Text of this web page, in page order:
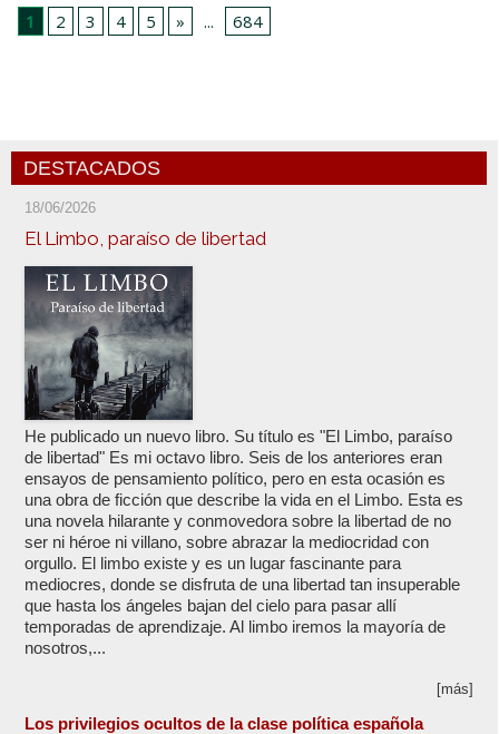
1
2 3 4 5 » ... 684
DESTACADOS
18/06/2026
El Limbo, paraíso de libertad
He publicado un nuevo libro. Su título es "El Limbo, paraíso
de libertad" Es mi octavo libro. Seis de los anteriores eran
ensayos de pensamiento político, pero en esta ocasión es
una obra de ficción que describe la vida en el Limbo. Esta es
una novela hilarante y conmovedora sobre la libertad de no
ser ni héroe ni villano, sobre abrazar la mediocridad con
orgullo. El limbo existe y es un lugar fascinante para
mediocres, donde se disfruta de una libertad tan insuperable
que hasta los ángeles bajan del cielo para pasar allí
temporadas de aprendizaje. Al limbo iremos la mayoría de
nosotros,...
[más]
Los privilegios ocultos de la clase política española